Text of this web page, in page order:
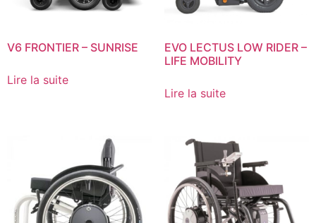
V6 FRONTIER – SUNRISE
Lire la suite
EVO LECTUS LOW RIDER –
LIFE MOBILITY
Lire la suite